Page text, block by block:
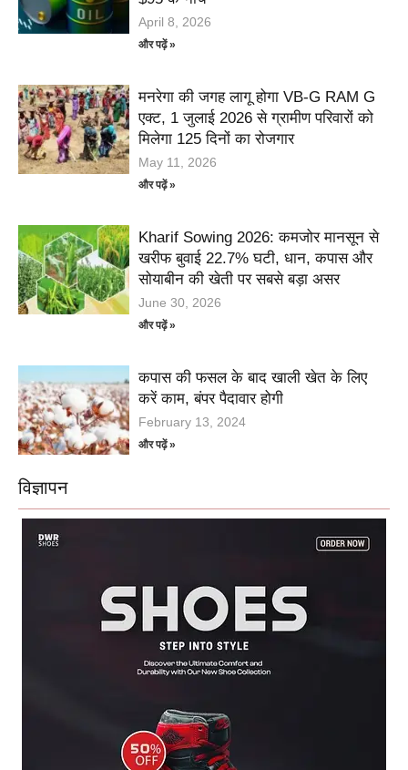
April 8, 2026
और पढ़ें »
मनरेगा की जगह लागू होगा VB-G RAM G
एक्ट, 1 जुलाई 2026 से ग्रामीण परिवारों को
मिलेगा 125 दिनों का रोजगार
May 11, 2026
और पढ़ें »
Kharif Sowing 2026: कमजोर मानसून से
खरीफ बुवाई 22.7% घटी, धान, कपास और
सोयाबीन की खेती पर सबसे बड़ा असर
June 30, 2026
और पढ़ें »
कपास की फसल के बाद खाली खेत के लिए
करें काम, बंपर पैदावार होगी
February 13, 2024
और पढ़ें »
विज्ञापन